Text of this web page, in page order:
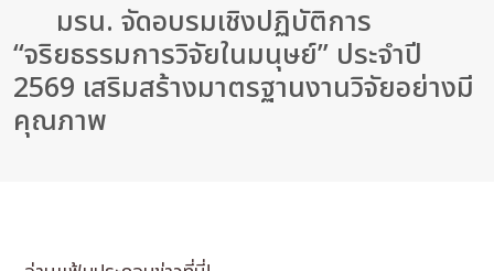
มรน. จัดอบรมเชิงปฏิบัติการ
“จริยธรรมการวิจัยในมนุษย์” ประจำปี
2569 เสริมสร้างมาตรฐานงานวิจัยอย่างมี
คุณภาพ